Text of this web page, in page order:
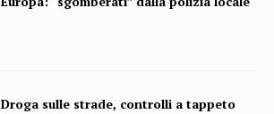
Droga sulle strade, controlli a tappeto